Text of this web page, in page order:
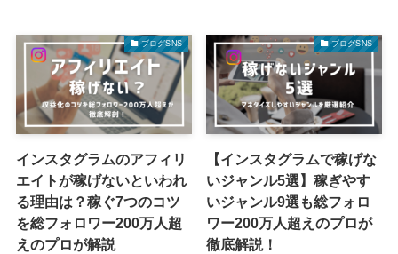
ブログSNS
インスタグラムのアフィリ
エイトが稼げないといわれ
る理由は？稼ぐ7つのコツ
を総フォロワー200万人超
えのプロが解説
ブログSNS
【インスタグラムで稼げな
いジャンル5選】稼ぎやす
いジャンル9選も総フォロ
ワー200万人超えのプロが
徹底解説！